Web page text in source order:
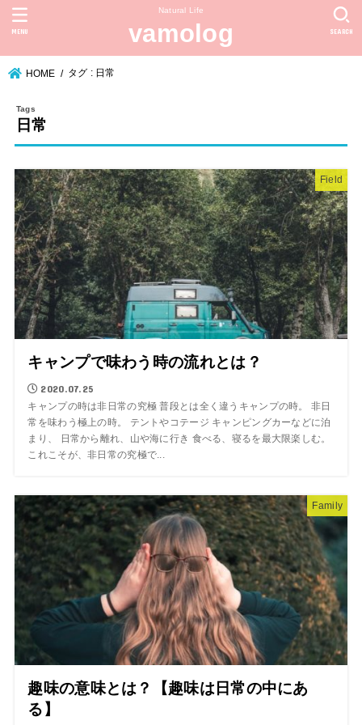
Natural Life
vamolog SEARCH
MENU
HOME タグ : 日常
日常
Field
キャンプで味わう時の流れとは？
2020.07.25
キャンプの時は非日常の究極 普段とは全く違うキャンプの時。 非日
常を味わう極上の時。 テントやコテージ キャンピングカーなどに泊
まり、 日常から離れ、山や海に行き 食べる、寝るを最大限楽しむ。
これこそが、非日常の究極で...
Family
趣味の意味とは？【趣味は日常の中にあ
る】